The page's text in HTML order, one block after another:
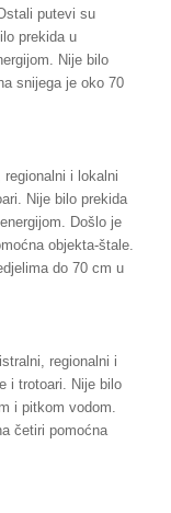
putevi su
prekida u
Nije bilo
snijega je oko 70
i lokalni
Nije bilo prekida
Došlo je
objekta-štale.
do 70 cm u
regionalni i
i trotoari. Nije bilo
i pitkom vodom.
četiri pomoćna